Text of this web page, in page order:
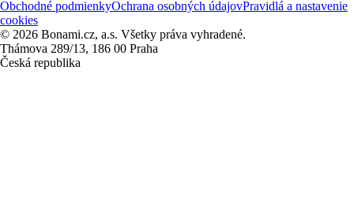
Obchodné podmienkyOchrana osobných údajovPravidlá a nastavenie
cookies
© 2026 Bonami.cz, a.s. Všetky práva vyhradené.
Thámova 289/13, 186 00 Praha
Česká republika